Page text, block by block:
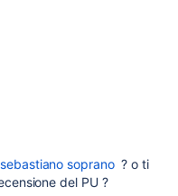
soprano? o ti
del PU ?